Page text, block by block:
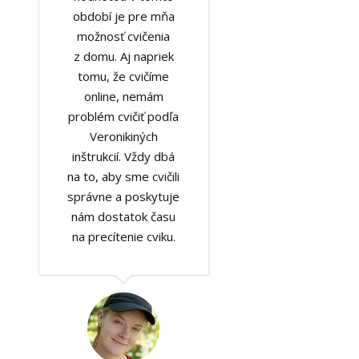
období je pre mňa
možnosť cvičenia
z domu. Aj napriek
tomu, že cvičíme
online, nemám
problém cvičiť podľa
Veronikiných
inštrukcií. Vždy dbá
na to, aby sme cvičili
správne a poskytuje
nám dostatok času
na precítenie cviku.